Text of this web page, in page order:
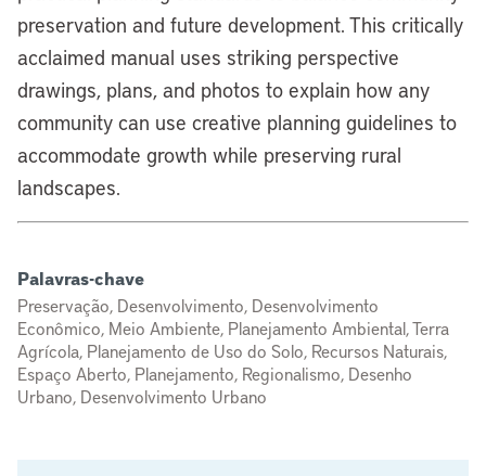
preservation and future development. This critically
acclaimed manual uses striking perspective
drawings, plans, and photos to explain how any
community can use creative planning guidelines to
accommodate growth while preserving rural
landscapes.
Palavras-chave
Preservação, Desenvolvimento, Desenvolvimento
Econômico, Meio Ambiente, Planejamento Ambiental, Terra
Agrícola, Planejamento de Uso do Solo, Recursos Naturais,
Espaço Aberto, Planejamento, Regionalismo, Desenho
Urbano, Desenvolvimento Urbano